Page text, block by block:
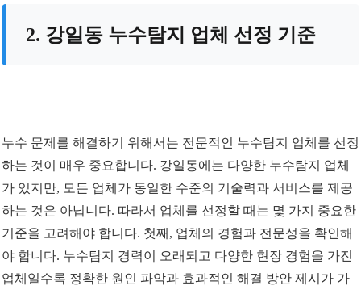
2. 강일동 누수탐지 업체 선정 기준
누수 문제를 해결하기 위해서는 전문적인 누수탐지 업체를 선정
하는 것이 매우 중요합니다. 강일동에는 다양한 누수탐지 업체
가 있지만, 모든 업체가 동일한 수준의 기술력과 서비스를 제공
하는 것은 아닙니다. 따라서 업체를 선정할 때는 몇 가지 중요한
기준을 고려해야 합니다. 첫째, 업체의 경험과 전문성을 확인해
야 합니다. 누수탐지 경력이 오래되고 다양한 현장 경험을 가진
업체일수록 정확한 원인 파악과 효과적인 해결 방안 제시가 가